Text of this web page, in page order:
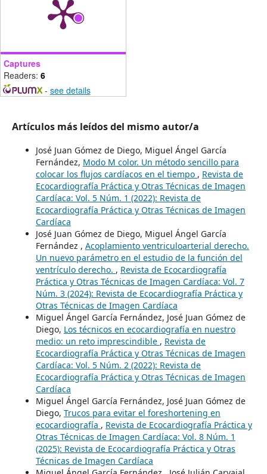
Captures
Readers: 6
- see details
Artículos más leídos del mismo autor/a
José Juan Gómez de Diego, Miguel Ángel García
Fernández, Modo M color. Un método sencillo para
colocar los flujos cardíacos en el tiempo , Revista de
Ecocardiografía Práctica y Otras Técnicas de Imagen
Cardíaca: Vol. 5 Núm. 1 (2022): Revista de
Ecocardiografía Práctica y Otras Técnicas de Imagen
Cardíaca
José Juan Gómez de Diego, Miguel Ángel García
Fernández , Acoplamiento ventriculoarterial derecho.
Un nuevo parámetro en el estudio de la función del
ventrículo derecho. , Revista de Ecocardiografía
Práctica y Otras Técnicas de Imagen Cardíaca: Vol. 7
Núm. 3 (2024): Revista de Ecocardiografía Práctica y
Otras Técnicas de Imagen Cardíaca
Miguel Ángel García Fernández, José Juan Gómez de
Diego, Los técnicos en ecocardiografía en nuestro
medio: un reto imprescindible , Revista de
Ecocardiografía Práctica y Otras Técnicas de Imagen
Cardíaca: Vol. 5 Núm. 2 (2022): Revista de
Ecocardiografía Práctica y Otras Técnicas de Imagen
Cardíaca
Miguel Ángel García Fernández, José Juan Gómez de
Diego, Trucos para evitar el foreshortening en
ecocardiografía , Revista de Ecocardiografía Práctica y
Otras Técnicas de Imagen Cardíaca: Vol. 8 Núm. 1
(2025): Revista de Ecocardiografía Práctica y Otras
Técnicas de Imagen Cardíaca